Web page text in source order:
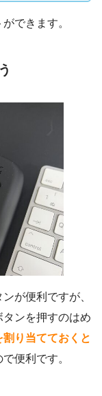
できます。
が便利ですが、
ンを押すのはめ
り当てておくと
で便利です。